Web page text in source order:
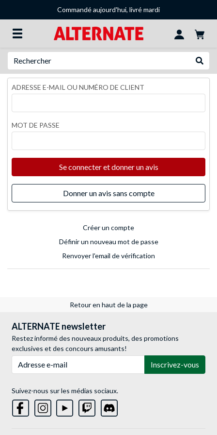
Commandé aujourd'hui, livré mardi
ADRESSE E-MAIL OU NUMÉRO DE CLIENT
MOT DE PASSE
Se connecter et donner un avis
Donner un avis sans compte
Créer un compte
Définir un nouveau mot de passe
Renvoyer l'email de vérification
Retour en haut de la page
ALTERNATE newsletter
Restez informé des nouveaux produits, des promotions
exclusives et des concours amusants!
Inscrivez-vous
Suivez-nous sur les médias sociaux.